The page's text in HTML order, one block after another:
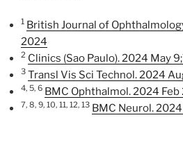
1 British Journal of
2024
2 Clinics (Sao Paulo). 2024 May
3 Transl Vis Sci Technol. 2024
4, 5, 6 BMC Ophthalmol. 2024 Feb
7, 8, 9, 10, 11, 12, 13 BMC Neurol.